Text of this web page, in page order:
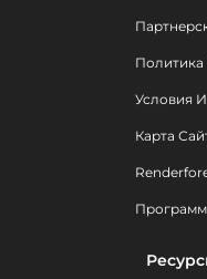
Условия
Карта